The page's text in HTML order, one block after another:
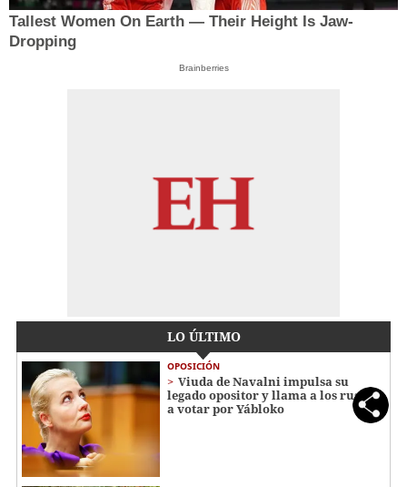
Tallest Women On Earth — Their Height Is Jaw-
Dropping
Brainberries
LO ÚLTIMO
OPOSICIÓN
Viuda de Navalni impulsa su
legado opositor y llama a los rusos
a votar por Yábloko